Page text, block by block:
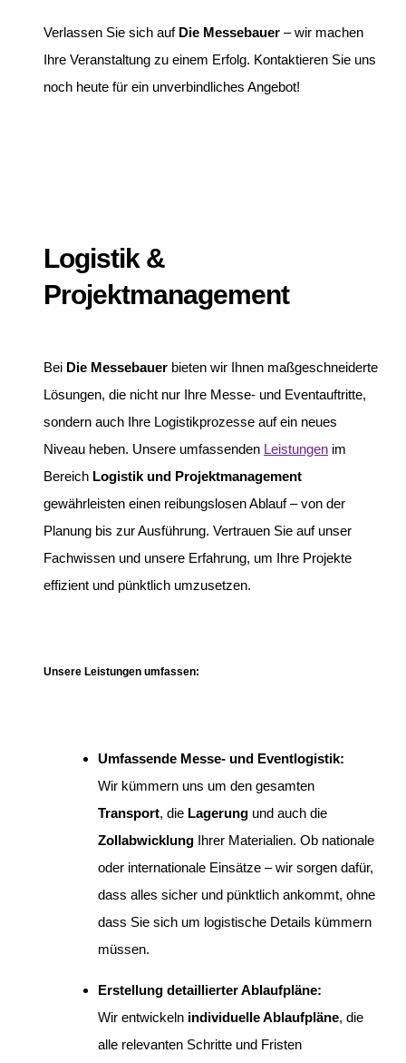
Verlassen Sie sich auf Die Messebauer – wir machen
Ihre Veranstaltung zu einem Erfolg. Kontaktieren Sie uns
noch heute für ein unverbindliches Angebot!
Logistik &
Projektmanagement
Bei Die Messebauer bieten wir Ihnen maßgeschneiderte
Lösungen, die nicht nur Ihre Messe- und Eventauftritte,
sondern auch Ihre Logistikprozesse auf ein neues
Niveau heben. Unsere umfassenden Leistungen im
Bereich Logistik und Projektmanagement
gewährleisten einen reibungslosen Ablauf – von der
Planung bis zur Ausführung. Vertrauen Sie auf unser
Fachwissen und unsere Erfahrung, um Ihre Projekte
effizient und pünktlich umzusetzen.
Unsere Leistungen umfassen:
Umfassende Messe- und Eventlogistik:
Wir kümmern uns um den gesamten
Transport, die Lagerung und auch die
Zollabwicklung Ihrer Materialien. Ob nationale
oder internationale Einsätze – wir sorgen dafür,
dass alles sicher und pünktlich ankommt, ohne
dass Sie sich um logistische Details kümmern
müssen.
Erstellung detaillierter Ablaufpläne:
Wir entwickeln individuelle Ablaufpläne, die
alle relevanten Schritte und Fristen